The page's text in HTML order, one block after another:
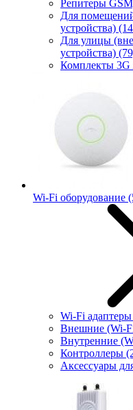
Репитеры
Для
устройства)
Для улицы
устройства)
Комплекты 3G
Wi-Fi оборудование
Wi-Fi адаптеры
Внешние (Wi-
Внутренние
Контроллеры
Аксессуары